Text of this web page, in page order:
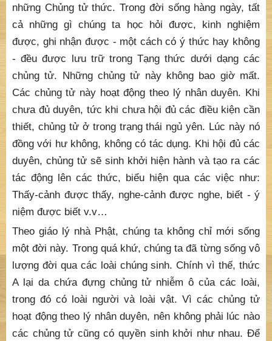
những Chủng tử thức. Trong đời sống hàng ngày, tất
cả những gì chúng ta học hỏi được, kinh nghiệm
được, ghi nhận được - một cách có ý thức hay không
- đều được lưu trữ trong Tạng thức dưới dạng các
chủng tử. Những chủng tử này không bao giờ mất.
Các chủng tử này hoạt động theo lý nhân duyên. Khi
chưa đủ duyên, tức khi chưa hội đủ các điều kiện cần
thiết, chủng tử ở trong trạng thái ngủ yên. Lúc này nó
đồng với hư không, không có tác dụng. Khi hội đủ các
duyên, chủng tử sẽ sinh khởi hiện hành và tạo ra các
tác động lên các thức, biểu hiện qua các việc như:
Thấy-cảnh được thấy, nghe-cảnh được nghe, biết - ý
niệm được biết v.v…
Theo giáo lý nhà Phật, chúng ta không chỉ mới sống
một đời này. Trong quá khứ, chúng ta đã từng sống vô
lượng đời qua các loài chúng sinh. Chính vì thế, thức
A lại da chứa đựng chủng tử nhiễm ô của các loài,
trong đó có loài người và loài vật. Vì các chủng tử
hoạt động theo lý nhân duyên, nên không phải lúc nào
các chủng tử cũng có quyền sinh khởi như nhau. Để